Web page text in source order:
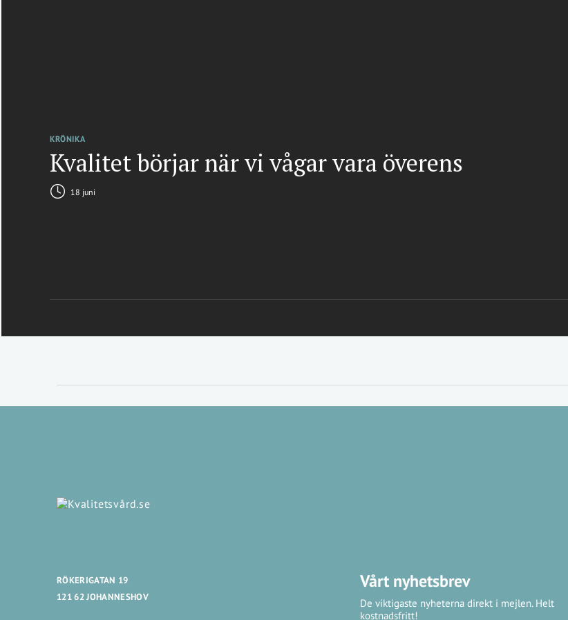
KRÖNIKA
Kvalitet börjar när vi vågar vara överens
18 juni
RÖKERIGATAN 19
121 62 JOHANNESHOV
Vårt nyhetsbrev
De viktigaste nyheterna direkt i mejlen. Helt
kostnadsfritt!